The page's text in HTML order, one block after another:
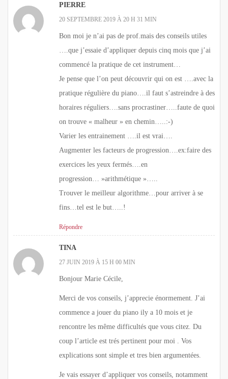
PIERRE
20 SEPTEMBRE 2019 À 20 H 31 MIN
Bon moi je n’ai pas de prof.mais des conseils utiles
….que j’essaie d’appliquer depuis cinq mois que j’ai
commencé la pratique de cet instrument…
Je pense que l’on peut découvrir qui on est ….avec la
pratique régulière du piano….il faut s’astreindre à des
horaires réguliers….sans procrastiner…..faute de quoi
on trouve « malheur » en chemin…..:-)
Varier les entrainement ….il est vrai….
Augmenter les facteurs de progression….ex:faire des
exercices les yeux fermés….en
progression… »arithmétique »…..
Trouver le meilleur algorithme…pour arriver à se
fins…tel est le but…..!
Répondre
TINA
27 JUIN 2019 À 15 H 00 MIN
Bonjour Marie Cécile,
Merci de vos conseils, j’apprecie énormement. J’ai
commence a jouer du piano ily a 10 mois et je
rencontre les même difficultés que vous citez. Du
coup l’article est trés pertinent pour moi . Vos
explications sont simple et tres bien argumentées.
Je vais essayer d’appliquer vos conseils, notamment